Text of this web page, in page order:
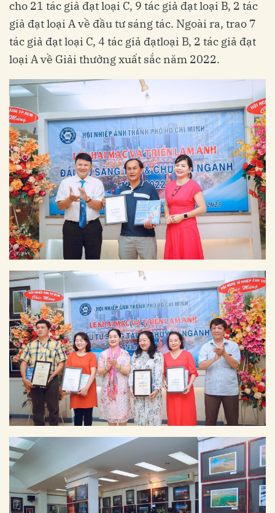
cho 21 tác giả đạt loại C, 9 tác giả đạt loại B, 2 tác
giả đạt loại A về đầu tư sáng tác. Ngoài ra, trao 7
tác giả đạt loại C, 4 tác giả đạtloại B, 2 tác giả đạt
loại A về Giải thưởng xuất sắc năm 2022.